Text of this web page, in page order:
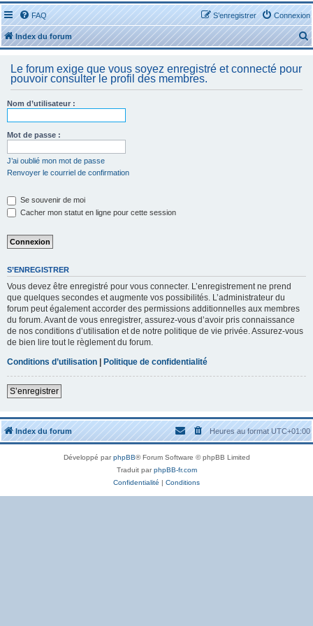
FAQ Connexion
S’enregistrer
Index du forum
e
Le forum exige que vous soyez enregistré et connecté pour
pouvoir consulter le profil des membres.
Nom d’utilisateur :
Mot de passe :
J’ai oublié mon mot de passe
Renvoyer le courriel de confirmation
Se souvenir de moi
Cacher mon statut en ligne pour cette session
S’ENREGISTRER
Vous devez être enregistré pour vous connecter. L’enregistrement ne prend
que quelques secondes et augmente vos possibilités. L’administrateur du
forum peut également accorder des permissions additionnelles aux membres
du forum. Avant de vous enregistrer, assurez-vous d’avoir pris connaissance
de nos conditions d’utilisation et de notre politique de vie privée. Assurez-vous
de bien lire tout le règlement du forum.
Conditions d’utilisation | Politique de confidentialité
S’enregistrer
Index du forum Heures au formatUTC+01:00
Développé parphpBB® Forum Software © phpBB Limited
Traduit parphpBB-fr.com
Confidentialité | Conditions